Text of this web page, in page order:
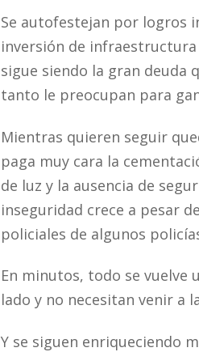
Se autofestejan por logros
inversión de
sigue siendo la gran deuda
tanto le preocupan para
Mientras quieren seguir
paga muy cara la
de luz y la ausencia de
inseguridad crece a pesar
policiales de algunos
En minutos, todo se
lado y no necesitan venir a
Y se siguen enriqueciendo